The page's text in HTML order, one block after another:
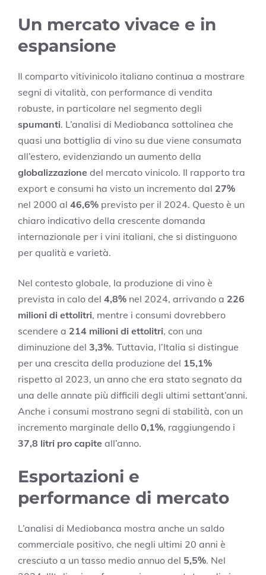
Un mercato vivace e in
espansione
Il comparto vitivinicolo italiano continua a mostrare
segni di vitalità, con performance di vendita
robuste, in particolare nel segmento degli
spumanti. L’analisi di Mediobanca sottolinea che
quasi una bottiglia di vino su due viene consumata
all’estero, evidenziando un aumento della
globalizzazione del mercato vinicolo. Il rapporto tra
export e consumi ha visto un incremento dal 27%
nel 2000 al 46,6% previsto per il 2024. Questo è un
chiaro indicativo della crescente domanda
internazionale per i vini italiani, che si distinguono
per qualità e varietà.
Nel contesto globale, la produzione di vino è
prevista in calo del 4,8% nel 2024, arrivando a 226
milioni di ettolitri, mentre i consumi dovrebbero
scendere a 214 milioni di ettolitri, con una
diminuzione del 3,3%. Tuttavia, l’Italia si distingue
per una crescita della produzione del 15,1%
rispetto al 2023, un anno che era stato segnato da
una delle annate più difficili degli ultimi settant’anni.
Anche i consumi mostrano segni di stabilità, con un
incremento marginale dello 0,1%, raggiungendo i
37,8 litri pro capite all’anno.
Esportazioni e
performance di mercato
L’analisi di Mediobanca mostra anche un saldo
commerciale positivo, che negli ultimi 20 anni è
cresciuto a un tasso medio annuo del 5,5%. Nel